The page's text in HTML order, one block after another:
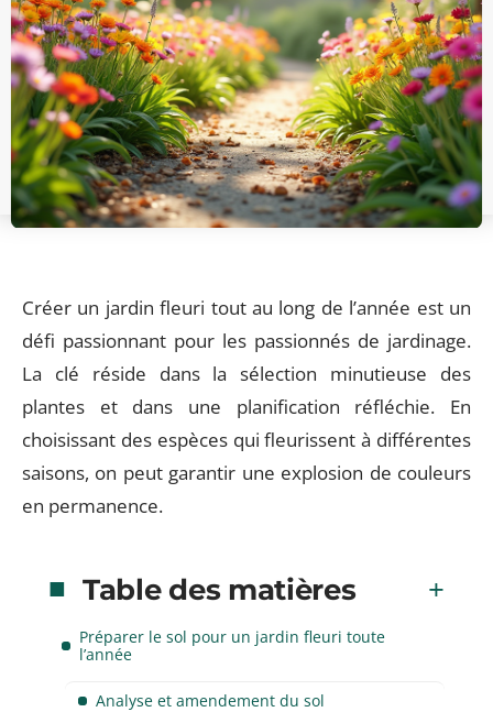
Créer un jardin fleuri tout au long de l’année est un
défi passionnant pour les passionnés de jardinage.
La clé réside dans la sélection minutieuse des
plantes et dans une planification réfléchie. En
choisissant des espèces qui fleurissent à différentes
saisons, on peut garantir une explosion de couleurs
en permanence.
Table des matières
Préparer le sol pour un jardin fleuri toute
l’année
Analyse et amendement du sol